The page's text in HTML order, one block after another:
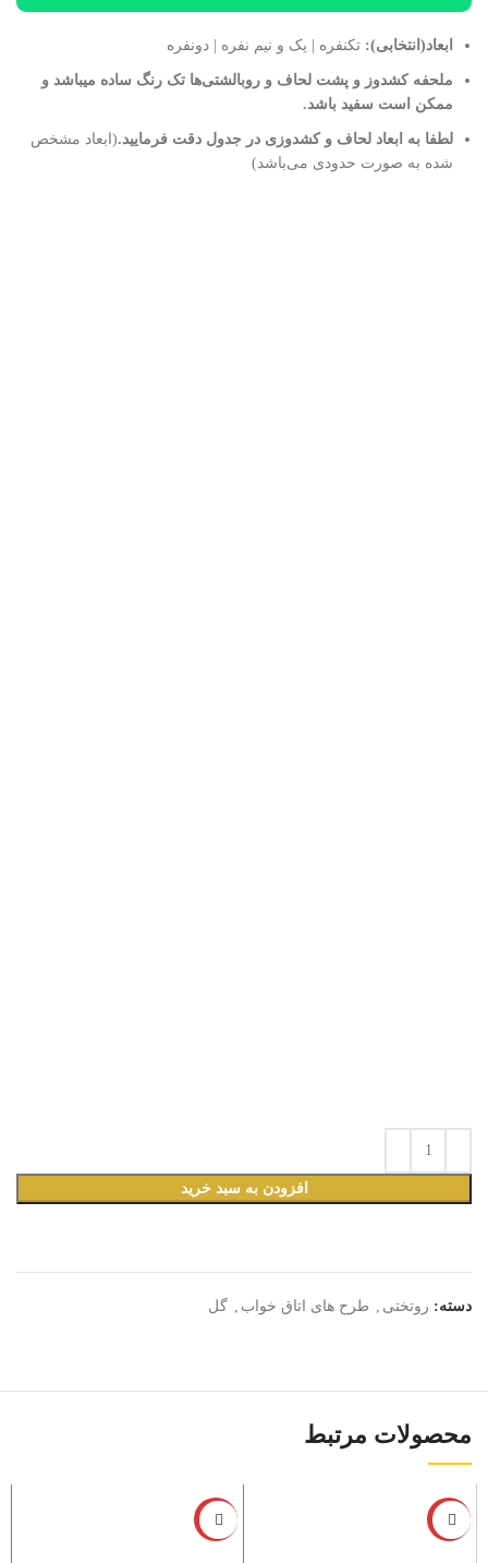
ابعاد(انتخابی): تکنفره | یک و نیم نفره | دونفره
ملحفه کشدوز و پشت لحاف و روبالشتی‌ها تک رنگ ساده میباشد و
ممکن است سفید باشد.
لطفا به ابعاد لحاف و کشدوزی در جدول دقت فرمایید.(ابعاد مشخص
شده به صورت حدودی می‌باشد)
افزودن به سبد خرید
دسته: روتختی , طرح های اتاق خواب , گل
محصولات مرتبط
-6%
-6%